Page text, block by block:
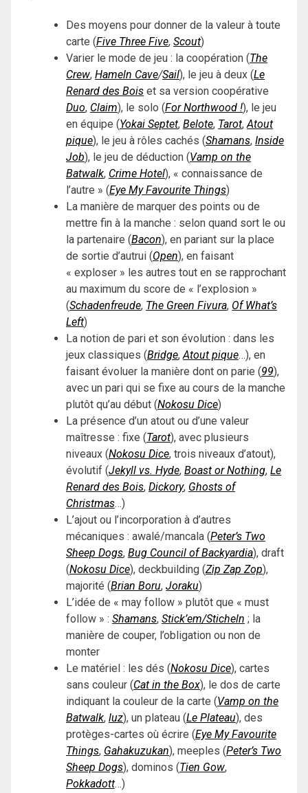
Des moyens pour donner de la valeur à toute
carte (Five Three Five, Scout)
Varier le mode de jeu : la coopération (The
Crew, Hameln Cave/Sail), le jeu à deux (Le
Renard des Bois et sa version coopérative
Duo, Claim), le solo (For Northwood !), le jeu
en équipe (Yokai Septet, Belote, Tarot,Atout
pique), le jeu à rôles cachés (Shamans, Inside
Job), le jeu de déduction (Vamp on the
Batwalk, Crime Hotel), « connaissance de
l’autre » (Eye My Favourite Things)
La manière de marquer des points ou de
mettre fin à la manche : selon quand sort le ou
la partenaire (Bacon), en pariant sur la place
de sortie d’autrui (Open), en faisant
« exploser » les autres tout en se rapprochant
au maximum du score de « l’explosion »
(Schadenfreude, The Green Fivura, Of What’s
Left)
La notion de pari et son évolution : dans les
jeux classiques (Bridge,Atout pique…), en
faisant évoluer la manière dont on parie (99),
avec un pari qui se fixe au cours de la manche
plutôt qu’au début (Nokosu Dice)
La présence d’un atout ou d’une valeur
maîtresse : fixe (Tarot), avec plusieurs
niveaux (Nokosu Dice, trois niveaux d’atout),
évolutif (Jekyll vs. Hyde, Boast or Nothing, Le
Renard des Bois, Dickory, Ghosts of
Christmas…)
L’ajout ou l’incorporation à d’autres
mécaniques : awalé/mancala (Peter’s Two
Sheep Dogs, Bug Council of Backyardia), draft
(Nokosu Dice), deckbuilding (Zip Zap Zop),
majorité (Brian Boru, Joraku)
L’idée de « may follow » plutôt que « must
follow » : Shamans, Stick’em/Sticheln ; la
manière de couper, l’obligation ou non de
monter
Le matériel : les dés (Nokosu Dice), cartes
sans couleur (Cat in the Box), le dos de carte
indiquant la couleur de la carte (Vamp on the
Batwalk, luz), un plateau (Le Plateau), des
protèges-cartes où écrire (Eye My Favourite
Things, Gahakuzukan), meeples (Peter’s Two
Sheep Dogs), dominos (Tien Gow,
Pokkadott…)